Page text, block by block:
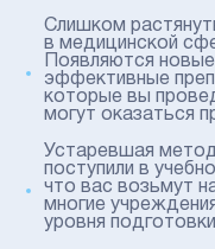
Слишком
в медицинской
Появляются
эффективные
которые вы
могут оказаться
Устаревшая
поступили в
что вас возьмут
многие
уровня